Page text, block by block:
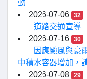
動
2026-07-06
32
道路交通宣導
2026-07-16
30
因應颱風與豪
中積水容器增加，
2026-07-08
29